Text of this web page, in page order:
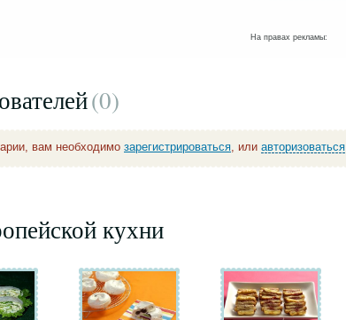
На правах рекламы:
(0)
вам необходимо зарегистрироваться, или авторизоваться
кухни